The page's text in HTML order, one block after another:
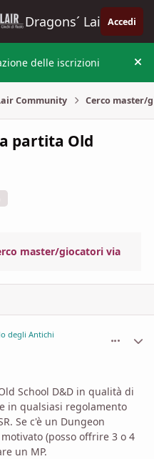
Dragons´ Lair Accedi
delle iscrizioni
Community Cerco master/
partita Old
master/giocatori via
degli Antichi
School D&D in qualità di
in qualsiasi regolamento
Se c'è un Dungeon
(posso offrire 3 o 4
un MP.